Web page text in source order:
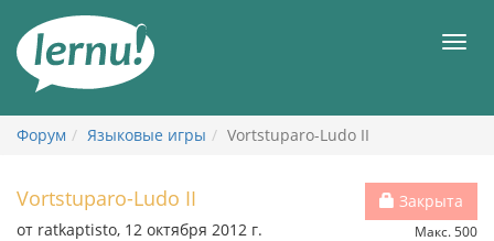
содержанию
Форум Языковые игры Vortstuparo-Ludo II
Закрыта
Макс. 500
Vortstuparo-Ludo II
от ratkaptisto, 12 октября 2012 г.